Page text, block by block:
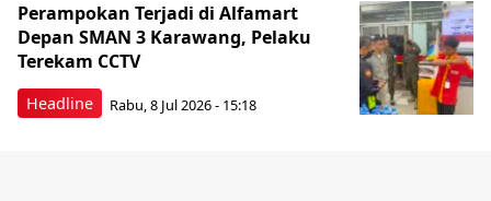
Headline
Perampokan Terjadi di Alfamart
Depan SMAN 3 Karawang, Pelaku
Terekam CCTV
Rabu, 8 Jul 2026 - 15:18